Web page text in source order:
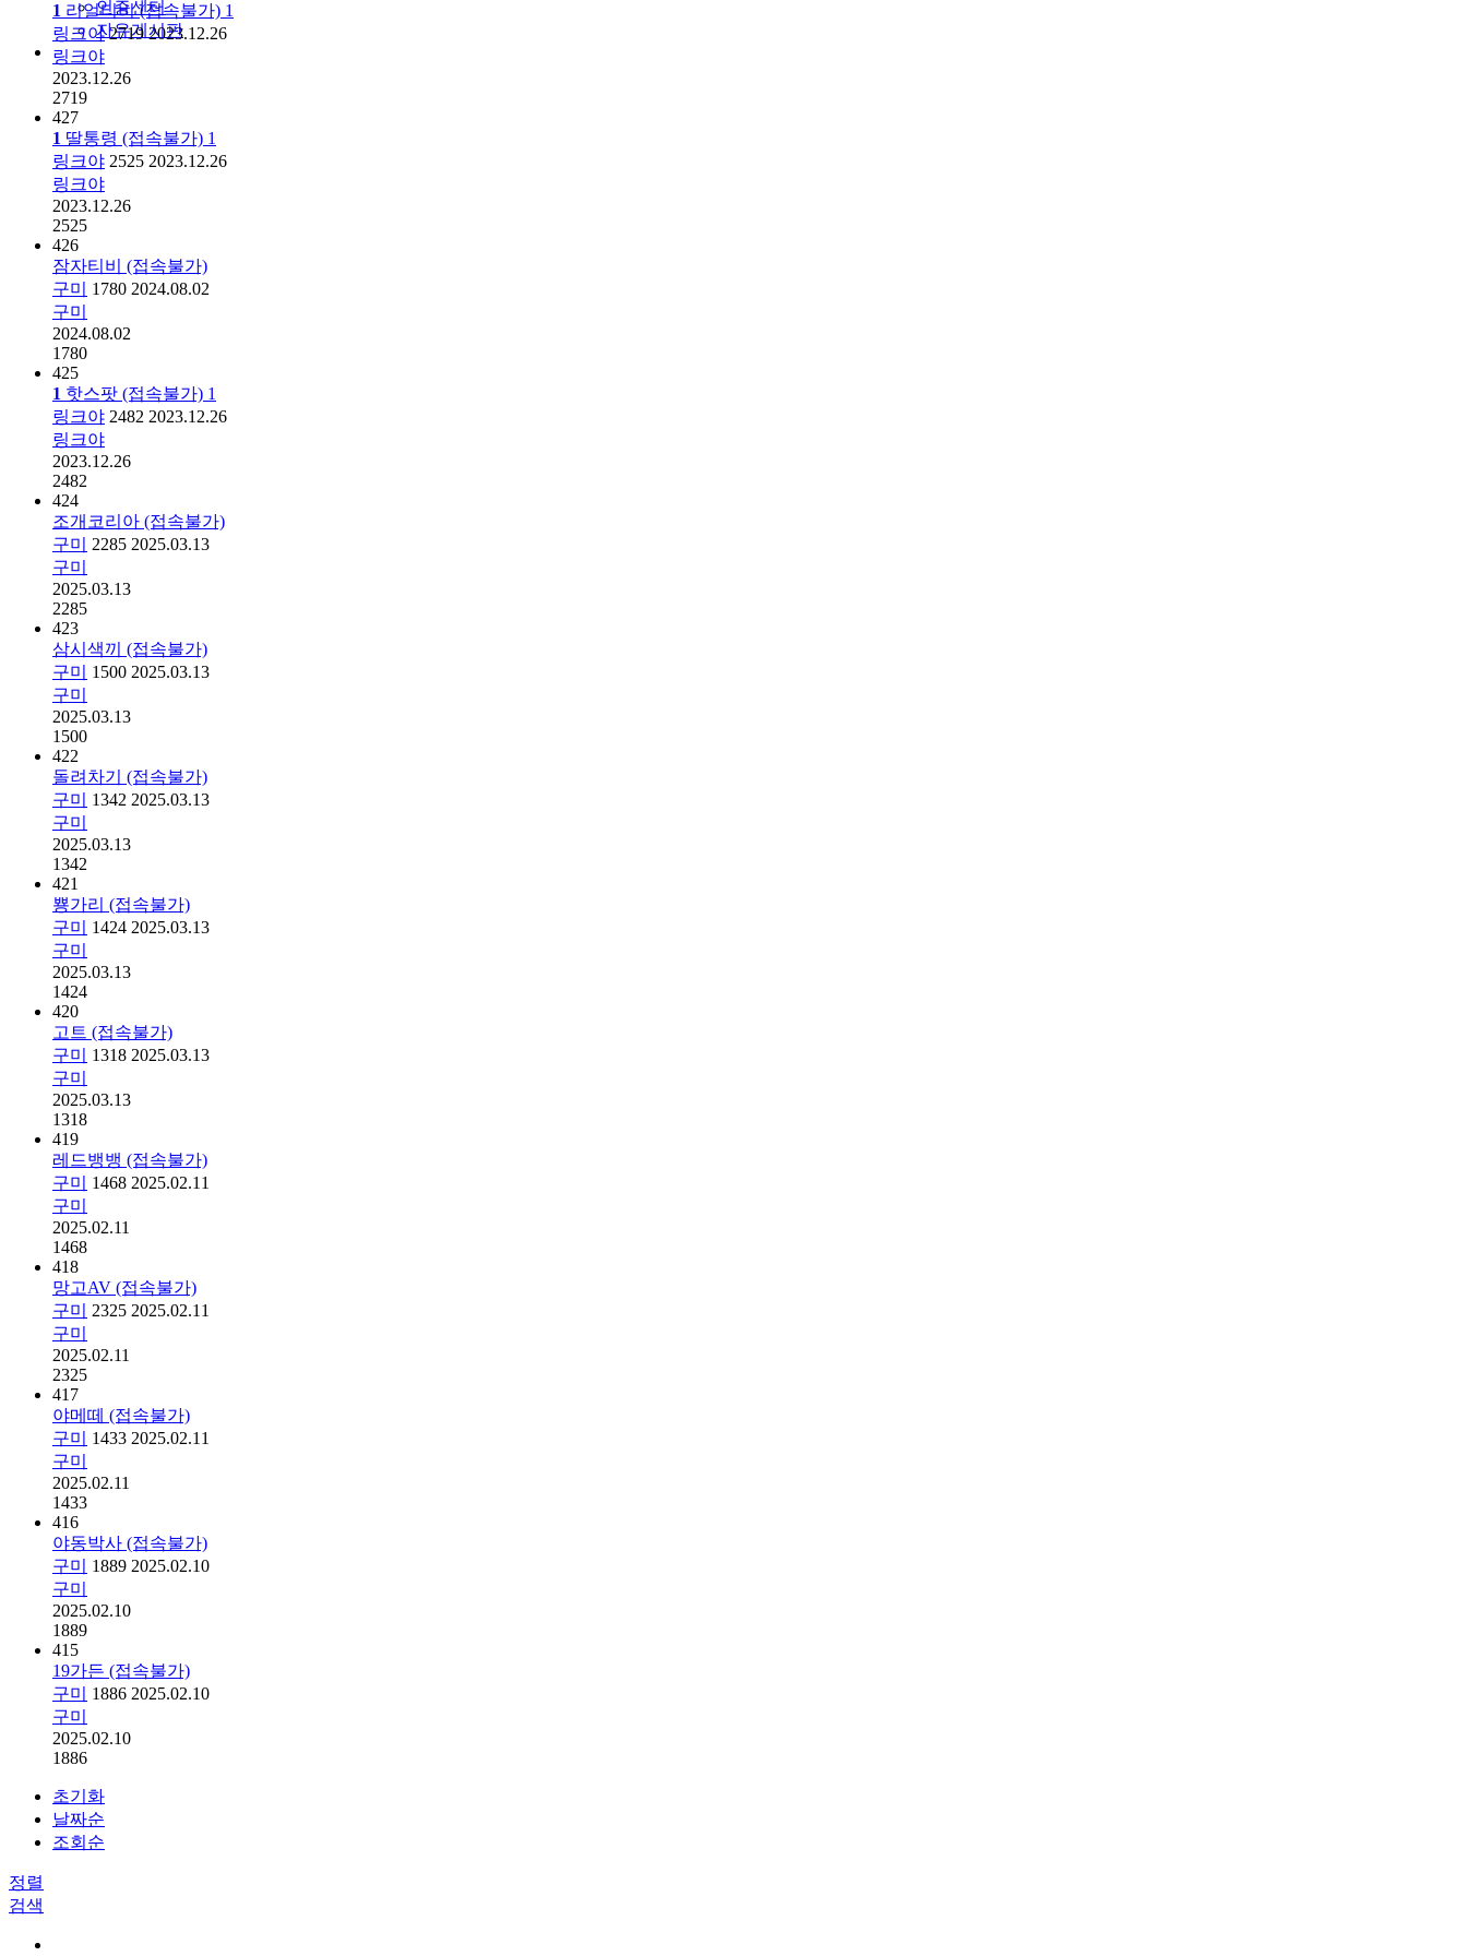
인증센터
자유게시판
1 리얼티비 (접속불가) 1
링크야 2719 2023.12.26
링크야
2023.12.26
2719
427
1 딸통령 (접속불가) 1
링크야 2525 2023.12.26
링크야
2023.12.26
2525
426
잠자티비 (접속불가)
구미
1780 2024.08.02
구미
2024.08.02
1780
425
1 핫스팟 (접속불가) 1
링크야 2482 2023.12.26
링크야
2023.12.26
2482
424
조개코리아 (접속불가)
구미
2285 2025.03.13
구미
2025.03.13
2285
423
삼시색끼 (접속불가)
구미
1500 2025.03.13
구미
2025.03.13
1500
422
돌려차기 (접속불가)
구미
1342 2025.03.13
구미
2025.03.13
1342
421
뿅가리 (접속불가)
구미
1424 2025.03.13
구미
2025.03.13
1424
420
고트 (접속불가)
구미
1318 2025.03.13
구미
2025.03.13
1318
419
레드뱅뱅 (접속불가)
구미
1468 2025.02.11
구미
2025.02.11
1468
418
망고AV (접속불가)
구미
2325 2025.02.11
구미
2025.02.11
2325
417
야메떼 (접속불가)
구미
1433 2025.02.11
구미
2025.02.11
1433
416
야동박사 (접속불가)
구미
1889 2025.02.10
구미
2025.02.10
1889
415
19가든 (접속불가)
구미
1886 2025.02.10
구미
2025.02.10
1886
초기화
날짜순
조회순
정렬
검색